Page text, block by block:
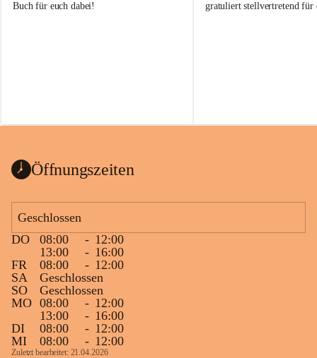
Buch für euch dabei!
Wanduhr (!) benutzt und musste
Das Gemeindeamt freut sich sehr über die
Spende >lesenswerter< Bücher und
vorsortiert in die Bücherzelle eingeräumt
werden können.
Gleichzeitig möchten wir uns bei all Jenen
sehr herzlich bedanken, die bereits viele
tolle Bücher spendiert haben.
gratuliert stellvertretend für
Gesundheit, Gelassenheit
Öffnungszeiten
Geschlossen
DO
08:00 - 12:00
13:00
- 16:00
FR
08:00 - 12:00
SA
Geschlossen
SO
Geschlossen
MO 08:00 - 12:00
13:00
- 16:00
DI
08:00 - 12:00
MI
08:00 - 12:00
Zuletzt bearbeitet: 21.04.2026